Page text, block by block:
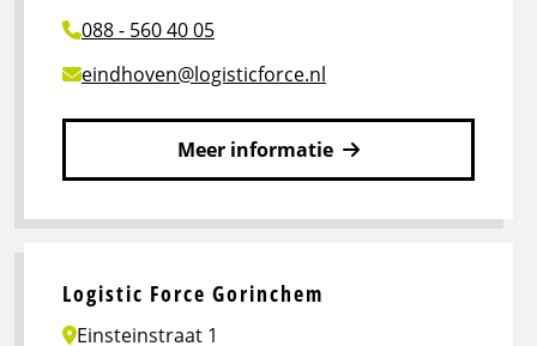
088 - 560 40 05
eindhoven@logisticforce.nl
Meer informatie
meer
Logistic
Force
Eindhoven
Logistic Force Gorinchem
Einsteinstraat 1